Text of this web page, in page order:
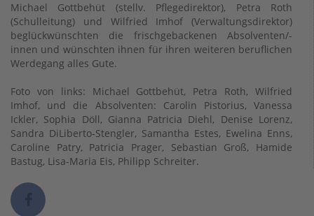
Michael Gottbehüt (stellv. Pflegedirektor), Petra Roth
(Schulleitung) und Wilfried Imhof (Verwaltungsdirektor)
beglückwünschten die frischgebackenen Absolventen/-
innen und wünschten ihnen für ihren weiteren beruflichen
Werdegang alles Gute.
Foto von links: Michael Gottbehüt, Petra Roth, Wilfried
Imhof, und die Absolventen: Carolin Pistorius, Vanessa
Ickler, Sophia Döll, Gianna Patricia Diehl, Denise Lorenz,
Sandra DiLiberto-Stengler, Samantha Estes, Ewelina Enns,
Caroline Patry, Patricia Prager, Sebastian Groß, Hamide
Bastug, Lisa-Maria Eis, Philipp Schreiter.